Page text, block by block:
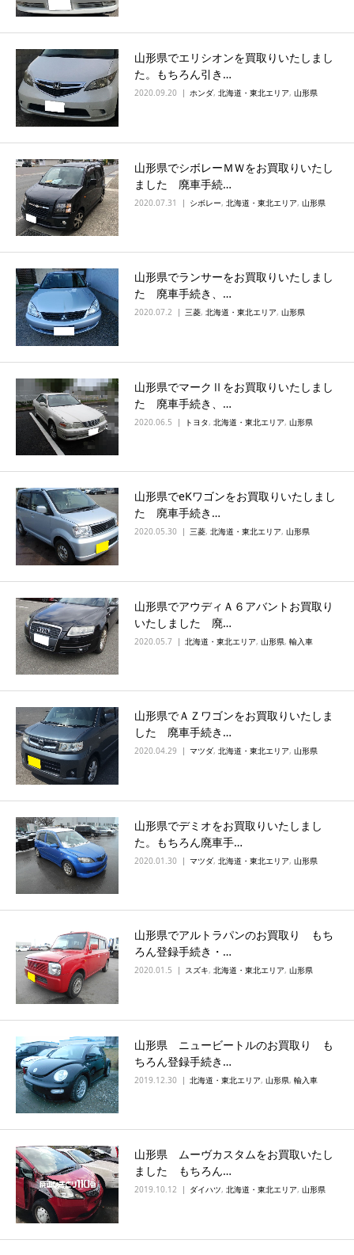
山形県でエリシオンを買取りいたしまし
た。もちろん引き…
2020.09.20 ホンダ, 北海道・東北エリア, 山形県
山形県でシボレーＭＷをお買取りいたし
ました 廃車手続…
2020.07.31 シボレー, 北海道・東北エリア, 山形県
山形県でランサーをお買取りいたしまし
た 廃車手続き、…
2020.07.2 三菱, 北海道・東北エリア, 山形県
山形県でマークⅡをお買取りいたしまし
た 廃車手続き、…
2020.06.5 トヨタ, 北海道・東北エリア, 山形県
山形県でeKワゴンをお買取りいたしまし
た 廃車手続き…
2020.05.30 三菱, 北海道・東北エリア, 山形県
山形県でアウディＡ６アバントお買取り
いたしました 廃…
2020.05.7 北海道・東北エリア, 山形県, 輸入車
山形県でＡＺワゴンをお買取りいたしま
した 廃車手続き…
2020.04.29 マツダ, 北海道・東北エリア, 山形県
山形県でデミオをお買取りいたしまし
た。もちろん廃車手…
2020.01.30 マツダ, 北海道・東北エリア, 山形県
山形県でアルトラパンのお買取り もち
ろん登録手続き・…
2020.01.5 スズキ, 北海道・東北エリア, 山形県
山形県 ニュービートルのお買取り も
ちろん登録手続き…
2019.12.30 北海道・東北エリア, 山形県, 輸入車
山形県 ムーヴカスタムをお買取いたし
ました もちろん…
2019.10.12 ダイハツ, 北海道・東北エリア, 山形県